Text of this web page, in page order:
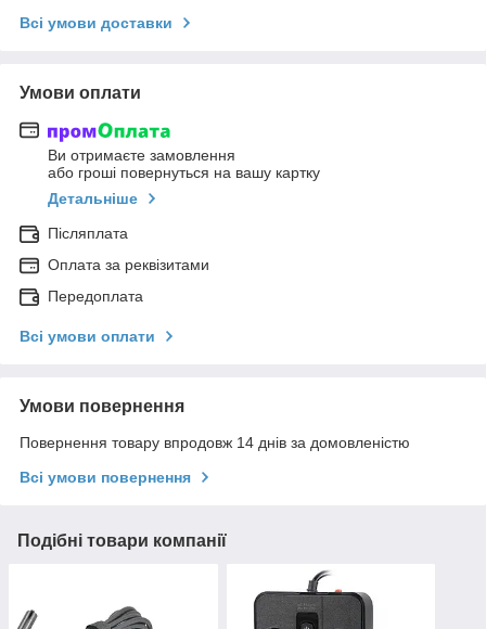
Всі умови доставки
Умови оплати
Ви отримаєте замовлення
або гроші повернуться на вашу картку
Детальніше
Післяплата
Оплата за реквізитами
Передоплата
Всі умови оплати
Умови повернення
Повернення товару впродовж 14 днів за домовленістю
Всі умови повернення
Подібні товари компанії